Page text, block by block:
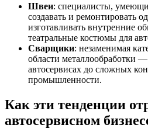
Швеи: специалисты,
создавать и ремонтировать
изготавливать внутренние
театральные костюмы для
Сварщики: незаменимая
области металлообработки
автосервисах до сложных
промышленности.
Как эти тенденции
автосервисном